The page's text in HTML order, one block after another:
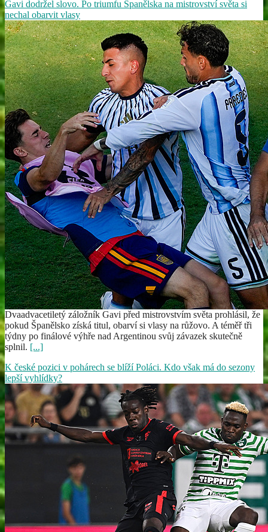
Gavi dodržel slovo. Po triumfu Španělska na mistrovství světa si
nechal obarvit vlasy
Dvaadvacetiletý záložník Gavi před mistrovstvím světa prohlásil, že
pokud Španělsko získá titul, obarví si vlasy na růžovo. A téměř tři
týdny po finálové výhře nad Argentinou svůj závazek skutečně
splnil. [...]
K české pozici v pohárech se blíží Poláci. Kdo však má do sezony
lepší vyhlídky?